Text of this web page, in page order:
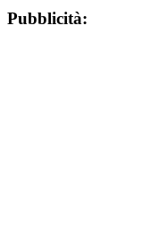
Pubblicità: